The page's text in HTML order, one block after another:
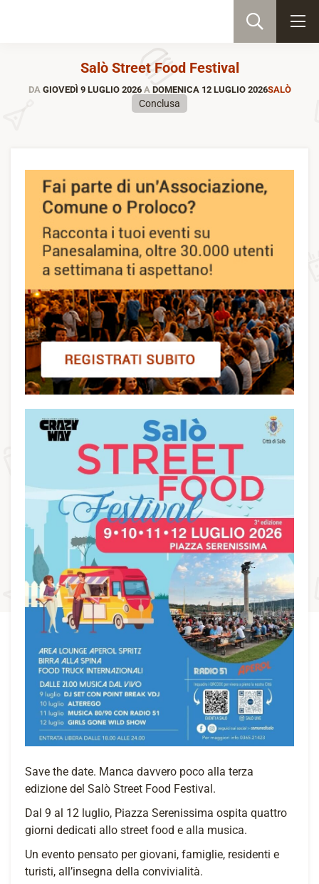
Salò Street Food Festival
DAGIOVEDÌ 9 LUGLIO 2026 ADOMENICA 12 LUGLIO 2026SALÒ
Conclusa
Save the date. Manca davvero poco alla terza
edizione del Salò Street Food Festival.
Dal 9 al 12 luglio, Piazza Serenissima ospita quattro
giorni dedicati allo street food e alla musica.
Un evento pensato per giovani, famiglie, residenti e
turisti, all’insegna della convivialità.